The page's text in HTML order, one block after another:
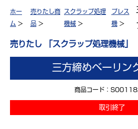
ホー
ム >
売りたし商
品>
スクラップ処理
機械 >
プレス
機>
売りたし 「スクラップ処理機械」
三方締めベーリン
商品コード：
取引終了